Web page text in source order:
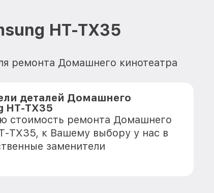
HT-TX35
ремонта Домашнего кинотеатра
деталей Домашнего
HT-TX35
стоимость ремонта Домашнего
TX35, к Вашему выбору у нас в
заменители